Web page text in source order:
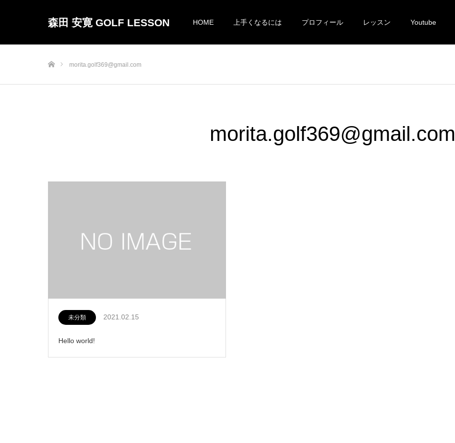
森田 安寛 GOLF LESSON HOME 上手くなるには プロフィール レッスン Youtube
morita.golf369@gmail.com
morita.golf369@gmail.com
未分類 2021.02.15
Hello world!